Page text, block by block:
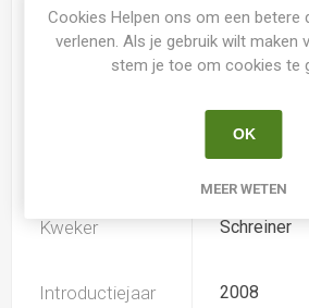
Kleur Irissen rose
TB (tall
Iris
Kweker Schreiner
Introductiejaar 2008
Cookies Helpen ons om een betere
verlenen. Als je gebruik wilt maken
stem je toe om cookies te
OK
MEER WETEN